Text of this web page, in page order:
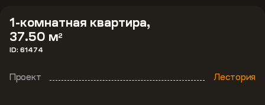
1-комнатная квартира,
37.50 м2
ID: 61474
Проект Лестория